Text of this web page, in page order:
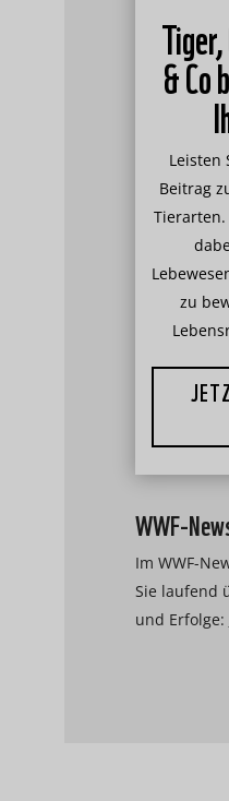
&
Leisten
Beitrag
zu
WWF-
Im WWF-
Sie laufend
und Erfolge: